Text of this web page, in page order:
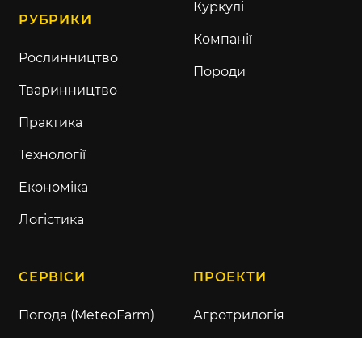
РУБРИКИ
Рослинництво
Тваринництво
Практика
Технології
Економіка
Логістика
Куркулі
Компанії
Породи
СЕРВІСИ
Погода (MeteoFarm)
ПРОЕКТИ
Агротрилогія